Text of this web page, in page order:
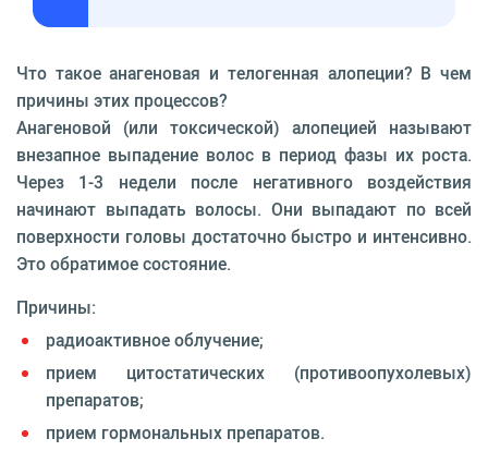
Что такое анагеновая и телогенная алопеции? В чем
причины этих процессов?
Анагеновой (или токсической) алопецией называют
внезапное выпадение волос в период фазы их роста.
Через 1-3 недели после негативного воздействия
начинают выпадать волосы. Они выпадают по всей
поверхности головы достаточно быстро и интенсивно.
Это обратимое состояние.
Причины:
радиоактивное облучение;
прием цитостатических (противоопухолевых)
препаратов;
прием гормональных препаратов.